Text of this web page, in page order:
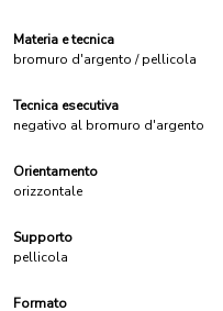
Materia e tecnica
bromuro d'argento / pellicola
Tecnica esecutiva
negativo al bromuro d'argento
Orientamento
orizzontale
Supporto
pellicola
Formato